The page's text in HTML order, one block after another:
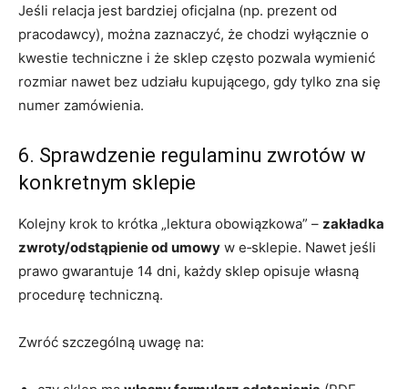
Jeśli relacja jest bardziej oficjalna (np. prezent od
pracodawcy), można zaznaczyć, że chodzi wyłącznie o
kwestie techniczne i że sklep często pozwala wymienić
rozmiar nawet bez udziału kupującego, gdy tylko zna się
numer zamówienia.
6. Sprawdzenie regulaminu zwrotów w
konkretnym sklepie
Kolejny krok to krótka „lektura obowiązkowa” – zakładka
zwroty/odstąpienie od umowy w e‑sklepie. Nawet jeśli
prawo gwarantuje 14 dni, każdy sklep opisuje własną
procedurę techniczną.
Zwróć szczególną uwagę na: